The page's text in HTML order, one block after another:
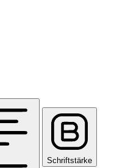
Schriftstärke